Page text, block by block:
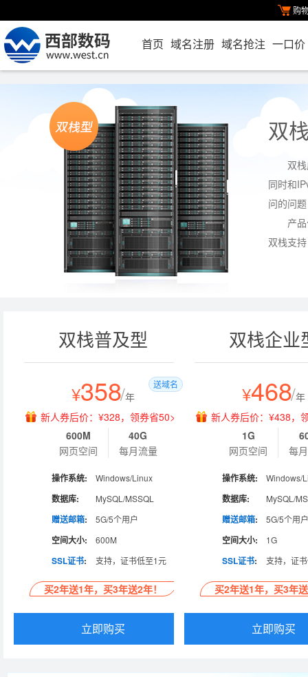
购
首页 域名注册 域名抢注 一口价
双
双
同时和
问的问
产
双栈支
双栈普及型
¥358/年
送域名
新人券后价：¥328，领券省50>>
600M
网页空间
40G
每月流量
操作系统: Windows/Linux
数据库: MySQL/MSSQL
赠送邮箱: 5G/5个用户
空间大小: 600M
SSL证书: 支持，证书低至1元
买2年送1年，买3年送2年！
立即购买
双栈企业
¥468/年
新人券后价：¥438，
1G
网页空间
每
操作系统: Windows/
数据库: MySQL/
赠送邮箱: 5G/5个用户
空间大小: 1G
SSL证书: 支持，证
买2年送1年，买3年
立即购买